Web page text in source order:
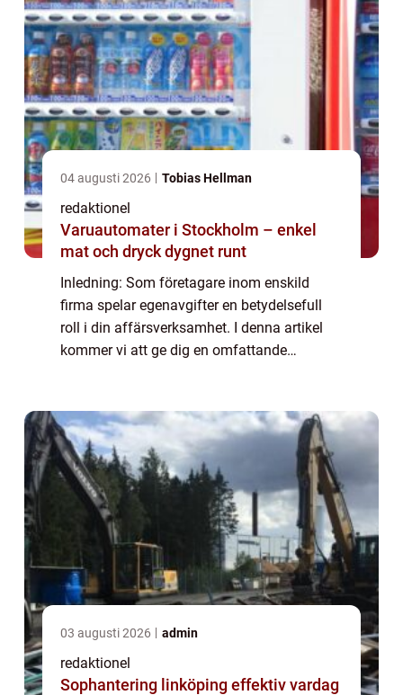
04 augusti 2026 Tobias Hellman
redaktionel
Varuautomater i Stockholm – enkel
mat och dryck dygnet runt
Inledning: Som företagare inom enskild
firma spelar egenavgifter en betydelsefull
roll i din affärsverksamhet. I denna artikel
kommer vi att ge dig en omfattande
...
03 augusti 2026 admin
redaktionel
Sophantering linköping effektiv vardag